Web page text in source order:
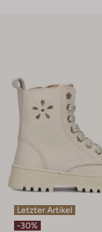
Letzter Artikel
-30%